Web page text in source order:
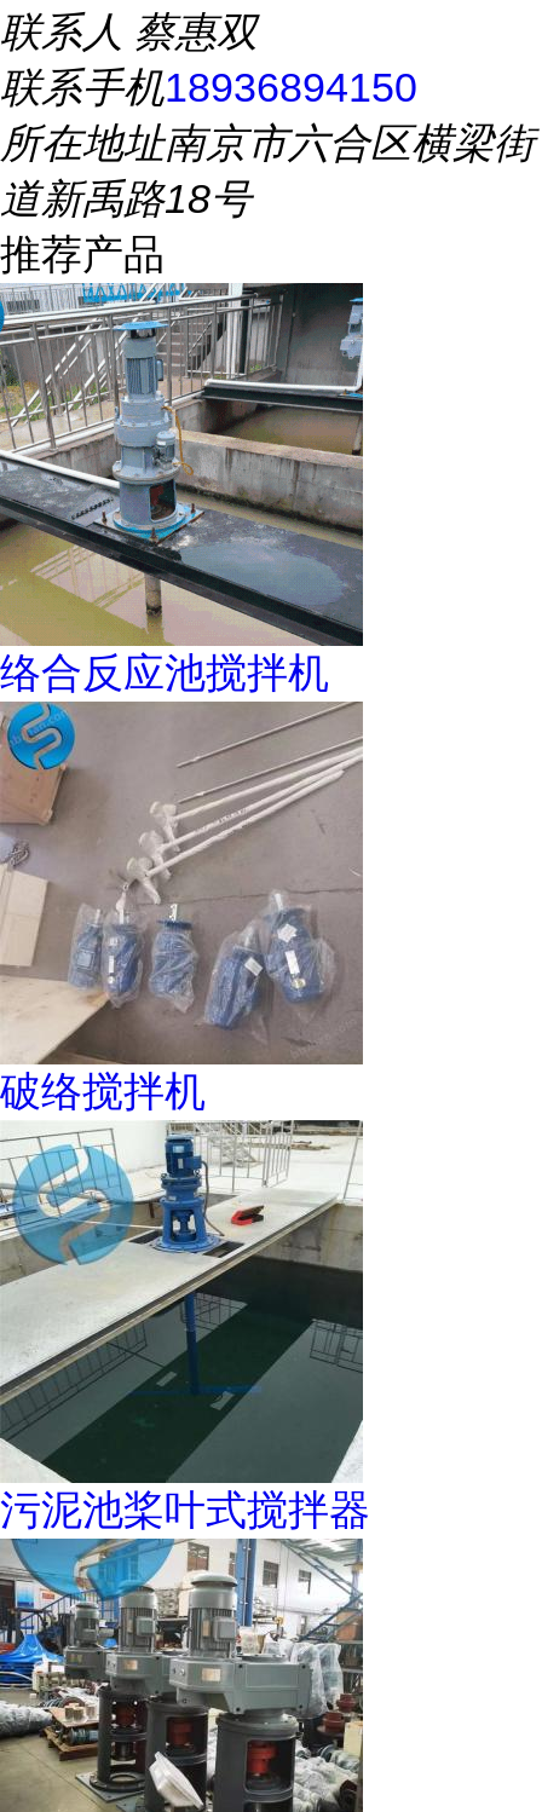
联系人 蔡惠双
联系手机18936894150
所在地址南京市六合区横梁街
道新禹路18号
推荐产品
络合反应池搅拌机
破络搅拌机
污泥池桨叶式搅拌器